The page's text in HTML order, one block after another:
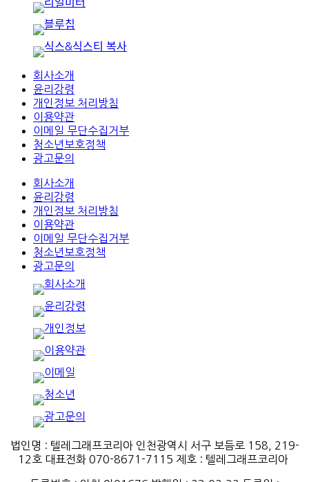
회사소개
윤리강령
개인정보 처리방침
이용약관
이메일 무단수집거부
청소년보호정책
광고문의
회사소개
윤리강령
개인정보 처리방침
이용약관
이메일 무단수집거부
청소년보호정책
광고문의
법인명 : 텔레그래프코리아 인천광역시 서구 보듬로 158, 219-
12호 대표전화 070-8671-7115 제호 : 텔레그래프코리아